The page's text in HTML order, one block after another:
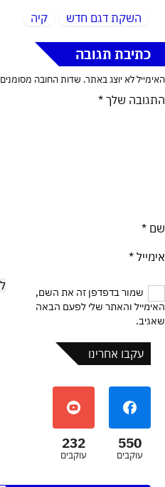
השקת דגם חדש קיה
כתיבת תגובה
האימייל לא יוצג באתר. שדות החובה מסומנים
התגובה שלך *
שם *
אימייל *
שמור בדפדפן זה את השם,
האימייל והאתר שלי לפעם הבאה
שאגיב.
עקבו אחרינו
550
עוקבים
232
עוקבים